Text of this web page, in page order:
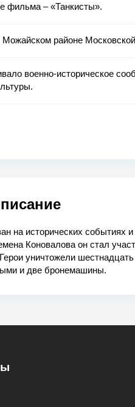
фильма – «Танкисты».
районе
военно-историческое
на исторических событиях и
Коновалова он стал
уничтожели
и две бронемашины.